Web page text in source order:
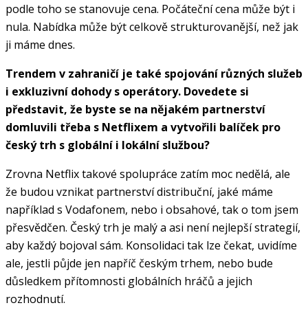
podle toho se stanovuje cena. Počáteční cena může být i
nula. Nabídka může být celkově strukturovanější, než jak
ji máme dnes.
Trendem v zahraničí je také spojování různých služeb
i exkluzivní dohody s operátory. Dovedete si
představit, že byste se na nějakém partnerství
domluvili třeba s Netflixem a vytvořili balíček pro
český trh s globální i lokální službou?
Zrovna Netflix takové spolupráce zatím moc nedělá, ale
že budou vznikat partnerství distribuční, jaké máme
například s Vodafonem, nebo i obsahové, tak o tom jsem
přesvědčen. Český trh je malý a asi není nejlepší strategií,
aby každý bojoval sám. Konsolidaci tak lze čekat, uvidíme
ale, jestli půjde jen napříč českým trhem, nebo bude
důsledkem přítomnosti globálních hráčů a jejich
rozhodnutí.